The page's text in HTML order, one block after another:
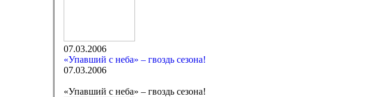
07.03.2006
«Упавший с неба» – гвоздь сезона!
07.03.2006
«Упавший с неба» – гвоздь сезона!